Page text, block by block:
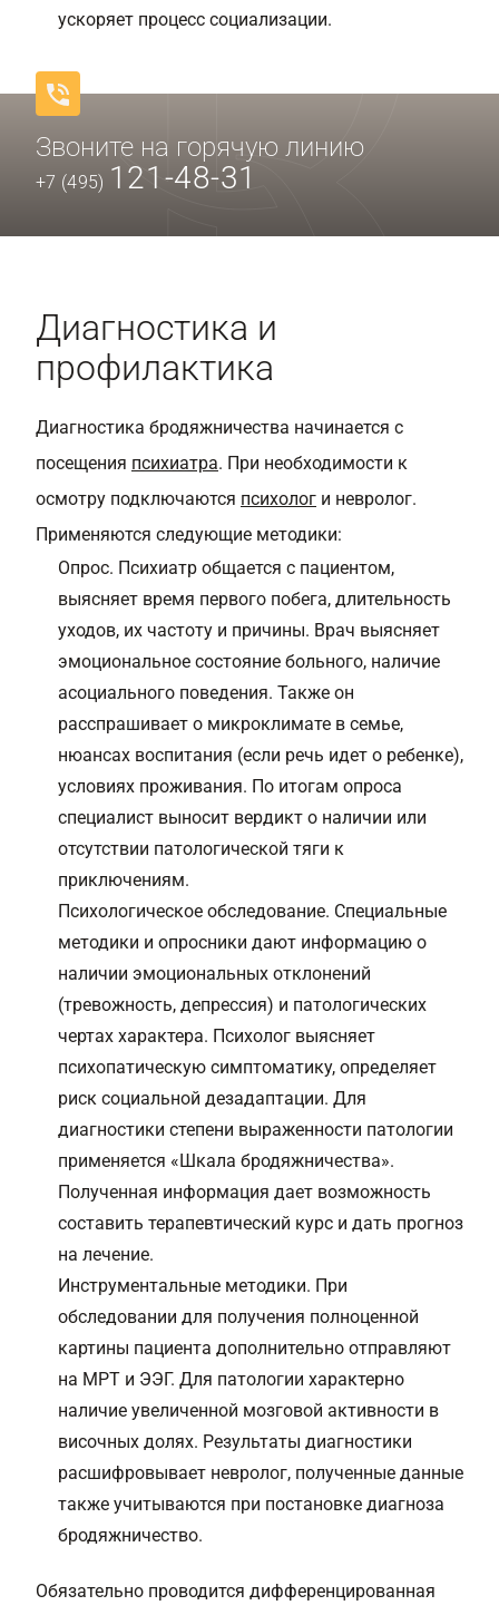
ускоряет процесс социализации.
Звоните на горячую линию
+7 (495) 121-48-31
Диагностика и
профилактика
Диагностика бродяжничества начинается с
посещения психиатра. При необходимости к
осмотру подключаются психолог и невролог.
Применяются следующие методики:
Опрос. Психиатр общается с пациентом,
выясняет время первого побега, длительность
уходов, их частоту и причины. Врач выясняет
эмоциональное состояние больного, наличие
асоциального поведения. Также он
расспрашивает о микроклимате в семье,
нюансах воспитания (если речь идет о ребенке),
условиях проживания. По итогам опроса
специалист выносит вердикт о наличии или
отсутствии патологической тяги к
приключениям.
Психологическое обследование. Специальные
методики и опросники дают информацию о
наличии эмоциональных отклонений
(тревожность, депрессия) и патологических
чертах характера. Психолог выясняет
психопатическую симптоматику, определяет
риск социальной дезадаптации. Для
диагностики степени выраженности патологии
применяется «Шкала бродяжничества».
Полученная информация дает возможность
составить терапевтический курс и дать прогноз
на лечение.
Инструментальные методики. При
обследовании для получения полноценной
картины пациента дополнительно отправляют
на МРТ и ЭЭГ. Для патологии характерно
наличие увеличенной мозговой активности в
височных долях. Результаты диагностики
расшифровывает невролог, полученные данные
также учитываются при постановке диагноза
бродяжничество.
Обязательно проводится дифференцированная